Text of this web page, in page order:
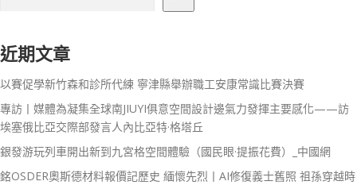
近期文章
以賽促學新竹森和診所代練 寧津縣舉辦職工安康常識比賽決賽
專訪丨媒體為凝集全球南JIUYI俱意空間設計邊氣力發揮主要感化——訪
埃塞俄比亞交際部發言人內比亞特·格塔丘
銀發游玩列車開出新到九宮格空間體驗（國民眼·提振花費）_中國網
銘OSDER奧斯德材料報價記歷史 緬懷先烈丨AI修復義士舊照 祖孫穿越時